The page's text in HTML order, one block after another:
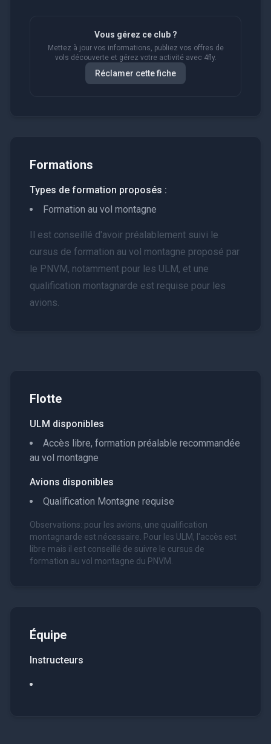
Vous gérez ce club ?
Mettez à jour vos informations, publiez vos offres de
vols découverte et gérez votre activité avec 4fly.
Réclamer cette fiche
Formations
Types de formation proposés :
Formation au vol montagne
Il est conseillé d'avoir préalablement suivi le
cursus de formation au vol montagne proposé par
le PNVM, notamment pour les ULM, et une
qualification montagnarde est requise pour les
avions.
Flotte
ULM disponibles
Accès libre, formation préalable recommandée
au vol montagne
Avions disponibles
Qualification Montagne requise
Observations: pour les avions, une qualification
montagnarde est nécessaire. Pour les ULM, l'accès est
libre mais il est conseillé de suivre le cursus de
formation au vol montagne du PNVM.
Équipe
Instructeurs